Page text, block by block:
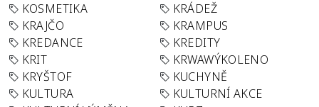
KOSMETIKA
KRÁDEŽ
KRAJČO
KRAMPUS
KREDANCE
KREDITY
KRIT
KRWAWÝKOLENO
KRYŠTOF
KUCHYNĚ
KULTURA
KULTURNÍ AKCE